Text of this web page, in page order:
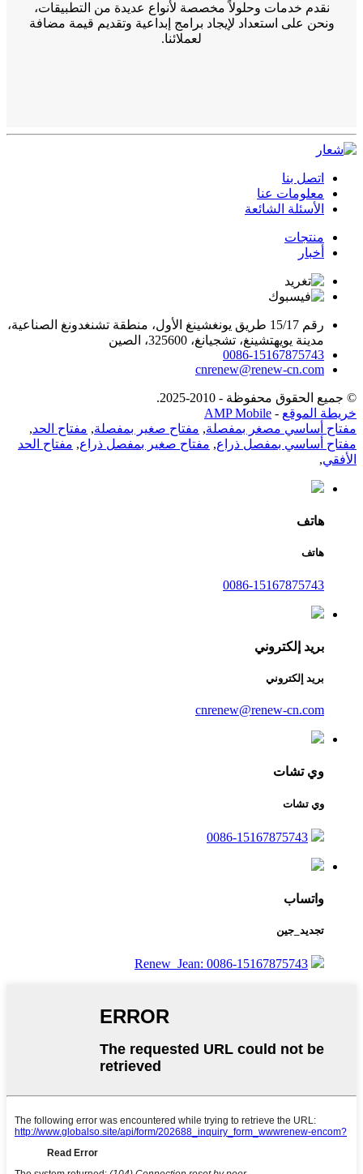
نقدم خدمات وحلولاً مخصصة لأنواع عديدة من التطبيقات،
ونحن على استعداد لإيجاد برامج إبداعية وتقديم قيمة مضافة
لعملائنا.
اتصل بنا
معلومات عنا
الأسئلة الشائعة
منتجات
أخبار
رقم 15/17 طريق يونغشينغ الأول، منطقة تشنغدونغ الصناعية،
مدينة يويهتشينغ، تشجيانغ، 325600، الصين
0086-15167875743
cnrenew@renew-cn.com
© جميع الحقوق محفوظة - 2010-2025.
خريطة الموقع -
AMP Mobile
مفتاح أساسي مصغر بمفصلة, مفتاح صغير بمفصلة, مفتاح الحد,
مفتاح أساسي بمفصل ذراع, مفتاح صغير بمفصل ذراع, مفتاح الحد
الأفقي,
هاتف
هاتف
0086-15167875743
بريد إلكتروني
بريد إلكتروني
cnrenew@renew-cn.com
وي تشات
وي تشات
0086-15167875743
واتساب
تجديد_جين
Renew_Jean: 0086-15167875743